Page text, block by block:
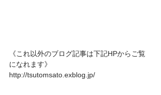
《これ以外のブログ記事は下記HPからご覧
になれます》
http://tsutomsato.exblog.jp/